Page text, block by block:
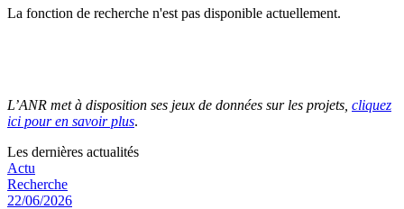
La fonction de recherche n'est pas disponible actuellement.
L’ANR met à disposition ses jeux de données sur les projets, cliquez
ici pour en savoir plus.
Les dernières actualités
Actu
Recherche
22/06/2026